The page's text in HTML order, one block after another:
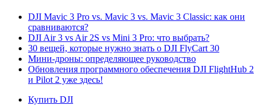
DJI Mavic 3 Pro vs. Mavic 3 vs. Mavic 3 Classic: как они
сравниваются?
DJI Air 3 vs Air 2S vs Mini 3 Pro: что выбрать?
30 вещей, которые нужно знать о DJI FlyCart 30
Мини-дроны: определяющее руководство
Обновления программного обеспечения DJI FlightHub 2
и Pilot 2 уже здесь!
Купить DJI